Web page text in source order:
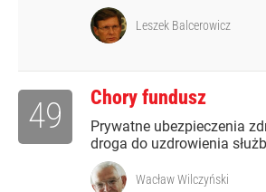
Leszek Balcerowicz
Chory fundusz
Prywatne ubezpieczenia
droga do uzdrowienia
49
Wacław Wilczyński